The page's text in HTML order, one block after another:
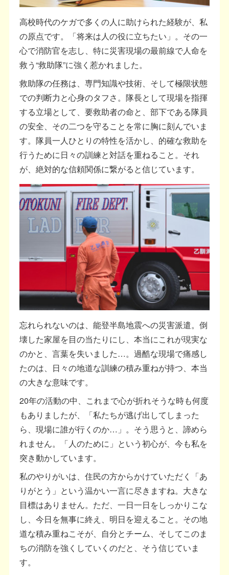
高校時代のケガで多くの人に助けられた経験が、私
の原点です。「将来は人の役に立ちたい」。その一
心で消防官を志し、特に災害現場の最前線で人命を
救う“救助隊”に強く惹かれました。
救助隊の任務は、専門知識や技術、そして極限状態
での判断力と心身のタフさ。隊長として現場を指揮
する立場として、要救助者の命と、部下である隊員
の安全、その二つを守ることを常に胸に刻んでいま
す。隊員一人ひとりの特性を活かし、的確な救助を
行うために日々の訓練と対話を重ねること。それ
が、絶対的な信頼関係に繋がると信じています。
忘れられないのは、能登半島地震への災害派遣。倒
壊した家屋を目の当たりにし、本当にこれが現実な
のかと、言葉を失いました…。過酷な現場で痛感し
たのは、日々の地道な訓練の積み重ねが持つ、本当
の大きな意味です。
20年の活動の中、これまで心が折れそうな時も何度
もありましたが、「私たちが逃げ出してしまった
ら、現場に誰が行くのか…」。そう思うと、諦めら
れません。「人のために」という初心が、今も私を
突き動かしています。
私のやりがいは、住民の方からかけていただく「あ
りがとう」という温かい一言に尽きますね。大きな
目標はありません。ただ、一日一日をしっかりこな
し、今日を無事に終え、明日を迎えること。その地
道な積み重ねこそが、自分とチーム、そしてこのま
ちの消防を強くしていくのだと、そう信じていま
す。